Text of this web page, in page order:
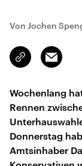
Von Jochen
Link
kopieren/teilen
Email
Wochenlang
Rennen
Donnerstag
Amtsinhaber